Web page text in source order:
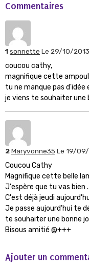
Commentaires
1sonnette Le 29/10/2013
coucou cathy,
magnifique cette
tu ne manque pas d'idée
je viens te souhaiter une
2Maryvonne35 Le 19/
Coucou Cathy
Magnifique cette belle
J'espère que tu vas bien
C'est déjà jeudi
Je passe aujourd'hui te
te souhaiter une bonne
Bisous amitié @+++
Ajouter un